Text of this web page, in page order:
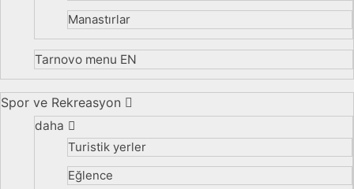
Manastırlar
Tarnovo menu EN
Spor ve Rekreasyon
daha
Turistik yerler
Eğlence